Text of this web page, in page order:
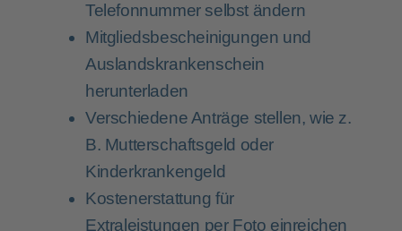
Telefonnummer selbst ändern
Mitgliedsbescheinigungen und
Auslandskrankenschein
herunterladen
Verschiedene Anträge stellen, wie z.
B. Mutterschaftsgeld oder
Kinderkrankengeld
Kostenerstattung für
Extraleistungen per Foto einreichen